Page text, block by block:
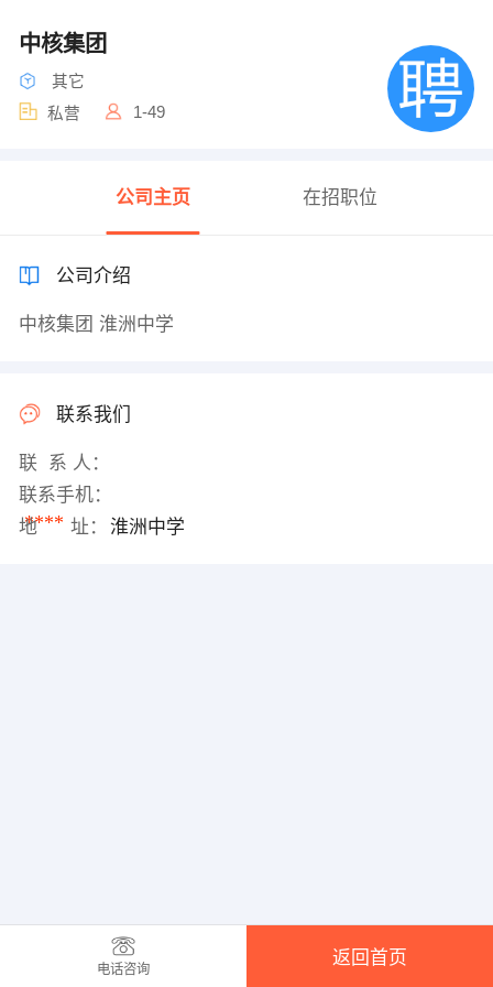
中核集团
其它
私营
1-49
公司主页 在招职位
公司介绍
中核集团 淮洲中学
联系我们
联 系 人：
联系手机：
****
地 址： 淮洲中学
电话咨询
返回首页